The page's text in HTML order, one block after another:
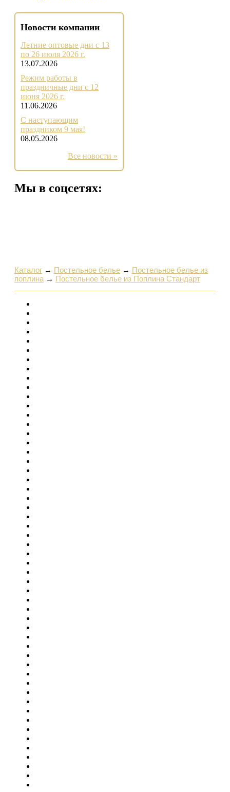
Новости компании
Летние оптовые дни с 13
по 26 июля 2026 г.
13.07.2026
Режим работы в
праздничные дни с 12
июня 2026 г.
11.06.2026
С наступающим
праздником 9 мая!
08.05.2026
Все новости »
Мы в соцсетях:
Каталог → Постельное белье → Постельное белье из
поплина → Постельное белье из Поплина Стандарт